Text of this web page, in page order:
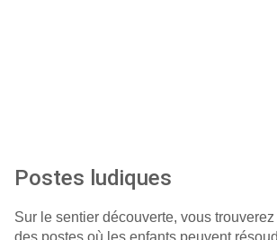
Postes ludiques
Sur le sentier découverte, vous